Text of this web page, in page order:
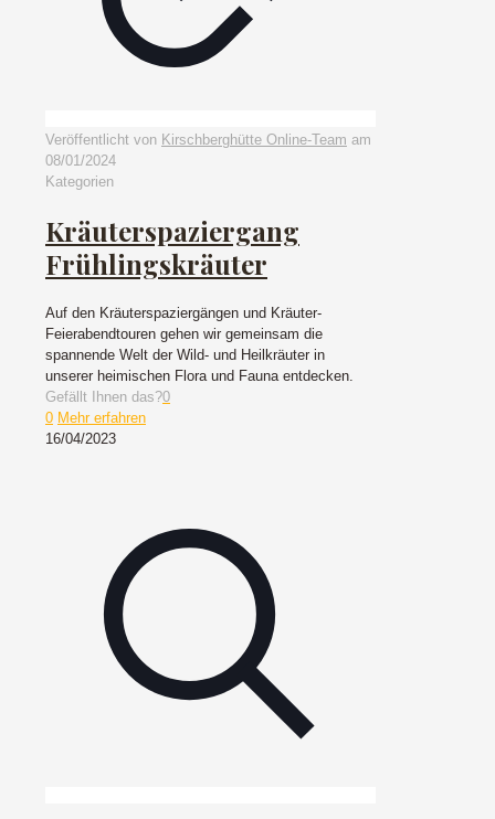
Veröffentlicht von Kirschberghütte Online-Team am
08/01/2024
Kategorien
Kräuterspaziergang
Frühlingskräuter
Auf den Kräuterspaziergängen und Kräuter-
Feierabendtouren gehen wir gemeinsam die
spannende Welt der Wild- und Heilkräuter in
unserer heimischen Flora und Fauna entdecken.
Gefällt Ihnen das?0
0 Mehr erfahren
16/04/2023